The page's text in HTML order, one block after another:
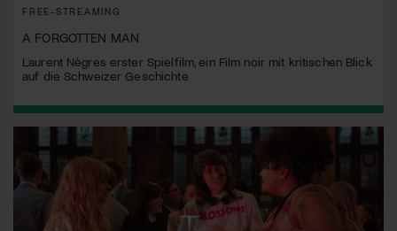
FREE-STREAMING
A FORGOTTEN MAN
Laurent Nègres erster Spielfilm, ein Film noir mit kritischen Blick
auf die Schweizer Geschichte